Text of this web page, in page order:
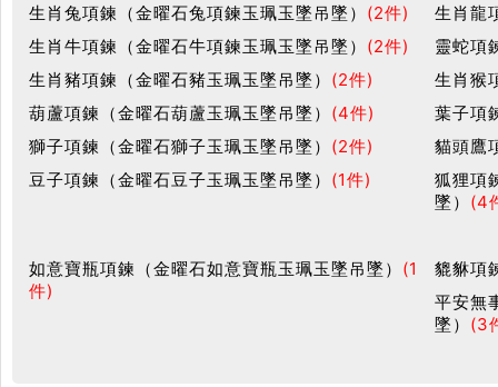
生肖兔項鍊（金曜石兔項鍊玉珮玉墜吊墜） (2件)
生肖龍
生肖牛項鍊（金曜石牛項鍊玉珮玉墜吊墜） (2件)
靈蛇項
生肖豬項鍊（金曜石豬玉珮玉墜吊墜） (2件)
生肖猴
葫蘆項鍊（金曜石葫蘆玉珮玉墜吊墜） (4件)
葉子項
獅子項鍊（金曜石獅子玉珮玉墜吊墜） (2件)
貓頭鷹
豆子項鍊（金曜石豆子玉珮玉墜吊墜） (1件)
狐狸項
墜） (4
如意寶瓶項鍊（金曜石如意寶瓶玉珮玉墜吊墜） (1
件)
貔貅項
平安無
墜） (3